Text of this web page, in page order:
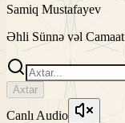
Samiq Mustafayev
Əhli Sünnə vəl
Axtar
Canlı Audio